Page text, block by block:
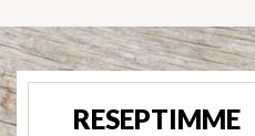
RESEPTIMME